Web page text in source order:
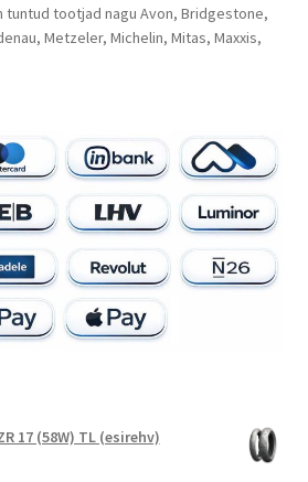
tuntud tootjad nagu Avon, Bridgestone,
Metzeler, Michelin, Mitas, Maxxis,
17 (58W) TL (esirehv)